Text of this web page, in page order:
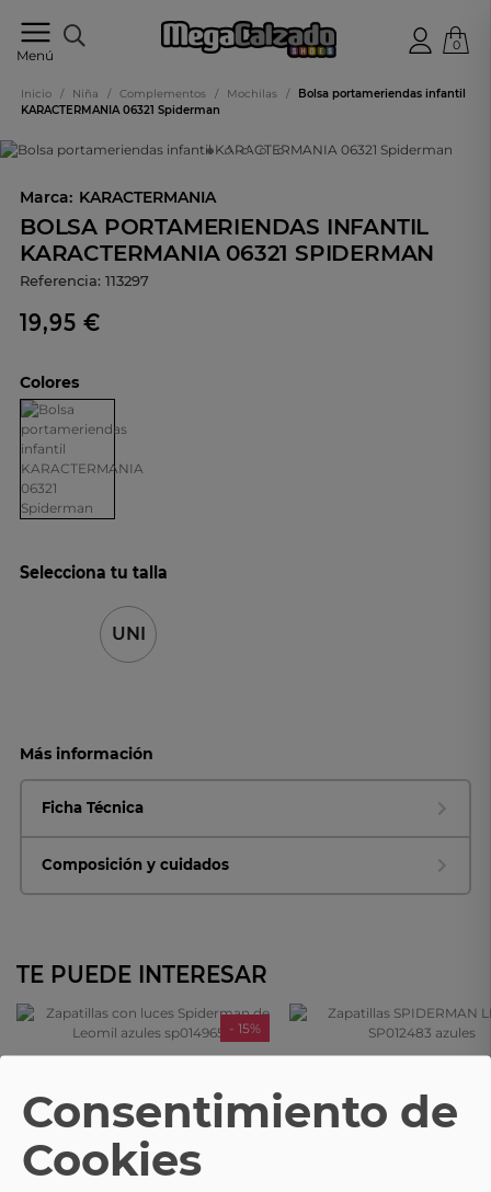
Menú
online
0
Inicio / Niña / Complementos / Mochilas /
Bolsa portameriendas infantil
KARACTERMANIA 06321 Spiderman
Marca: KARACTERMANIA
BOLSA PORTAMERIENDAS INFANTIL
KARACTERMANIA 06321 SPIDERMAN
Referencia: 113297
19,95 €
Colores
Selecciona tu talla
UNI
Más información
Ficha Técnica
Composición y cuidados
TE PUEDE INTERESAR
- 15%
Zapatillas Con Luces Spiderman De
Leomil Azules Sp014965
29,95 € 34,95 €
SP012483 Azules
24,95 €
Consentimiento de
Cookies